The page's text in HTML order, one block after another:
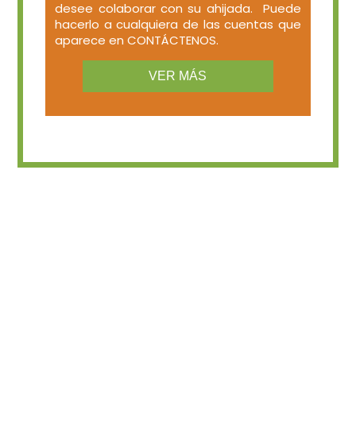
desee colaborar con su ahijada. Puede
hacerlo a cualquiera de las cuentas que
aparece en CONTÁCTENOS.
VER MÁS